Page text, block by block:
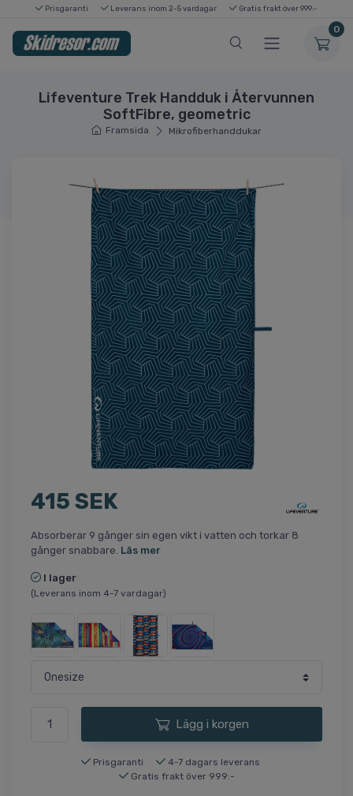
Prisgaranti Leverans inom 2-5 vardagar Gratis frakt över 999:-
0
Lifeventure Trek Handduk i Återvunnen
SoftFibre, geometric
Framsida Mikrofiberhanddukar
415 SEK
Absorberar 9 gånger sin egen vikt i vatten och torkar 8
gånger snabbare. Läs mer
I lager
(Leverans inom 4-7 vardagar)
Lägg i korgen
Prisgaranti
4-7 dagars leverans
Gratis frakt över 999:-